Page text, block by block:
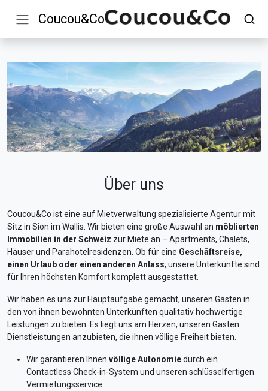
Coucou&Co
Über uns
Coucou&Co ist eine auf Mietverwaltung spezialisierte Agentur mit
Sitz in Sion im Wallis. Wir bieten eine große Auswahl an möblierten
Immobilien in der Schweiz zur Miete an – Apartments, Chalets,
Häuser und Parahotelresidenzen. Ob für eine Geschäftsreise,
einen Urlaub oder einen anderen Anlass, unsere Unterkünfte sind
für Ihren höchsten Komfort komplett ausgestattet.
Wir haben es uns zur Hauptaufgabe gemacht, unseren Gästen in
den von ihnen bewohnten Unterkünften qualitativ hochwertige
Leistungen zu bieten. Es liegt uns am Herzen, unseren Gästen
Dienstleistungen anzubieten, die ihnen völlige Freiheit bieten.
Wir garantieren Ihnen völlige Autonomiedurch ein
Contactless Check-in-System und unseren schlüsselfertigen
Vermietungsservice.